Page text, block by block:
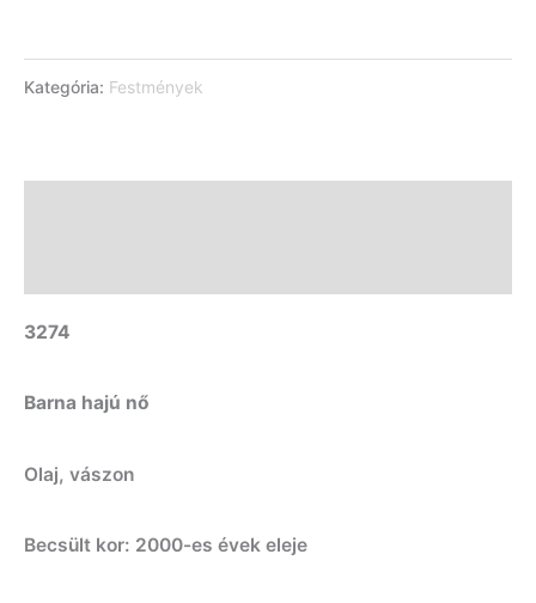
Kategória: Festmények
3274
Barna hajú nő
Olaj, vászon
Becsült kor: 2000-es évek eleje